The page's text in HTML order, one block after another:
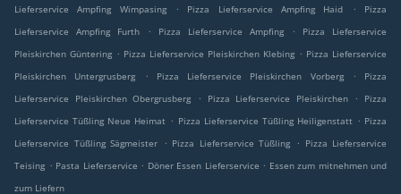
Lieferservice Ampfing Wimpasing
. Pizza Lieferservice Ampfing Haid .
Pizza
Lieferservice Ampfing Furth
. Pizza Lieferservice Ampfing .
Pizza Lieferservice
Pleiskirchen Güntering . Pizza Lieferservice Pleiskirchen Klebing . Pizza Lieferservice
Pleiskirchen Untergrusberg
. Pizza Lieferservice Pleiskirchen Vorberg .
Pizza
Lieferservice Pleiskirchen Obergrusberg
. Pizza Lieferservice Pleiskirchen .
Pizza
Lieferservice Tüßling Neue Heimat . Pizza Lieferservice Tüßling Heiligenstatt . Pizza
Lieferservice Tüßling Sägmeister
. Pizza Lieferservice Tüßling . Pizza Lieferservice
Teising . Pasta Lieferservice . Döner Essen Lieferservice . Essen zum mitnehmen und
zum Liefern